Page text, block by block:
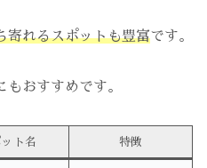
寄れるスポットも豊富です。
おすすめです。
ット名 特徴